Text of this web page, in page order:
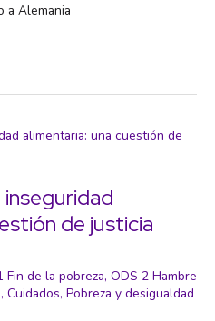
a Alemania
de justicia
Fin de la pobreza, ODS 2 Hambre
, Cuidados, Pobreza y desigualdad